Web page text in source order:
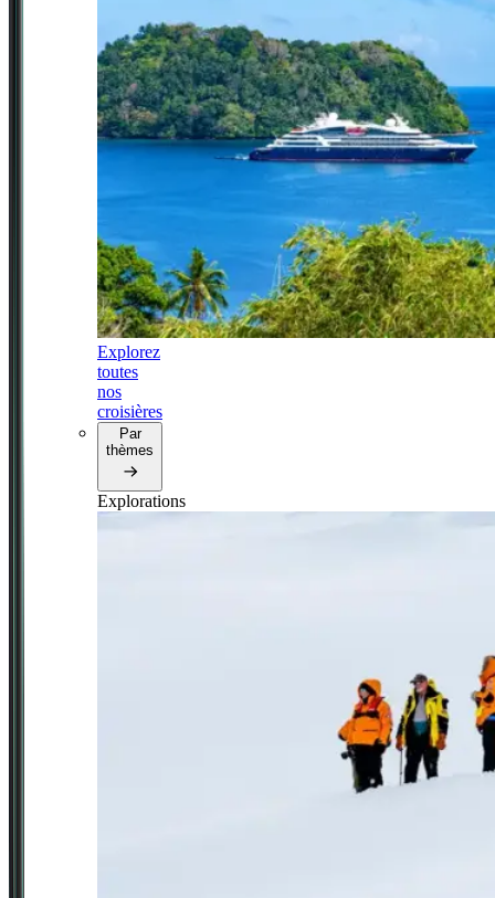
Explorez
toutes
nos
croisières
Par
thèmes
Explorations